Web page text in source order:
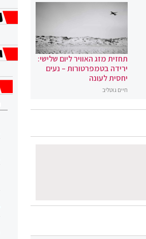
תחזית מזג האוויר ליום שלישי:
ירידה בטמפרטורות – נעים
יחסית לעונה
חיים גוטליב